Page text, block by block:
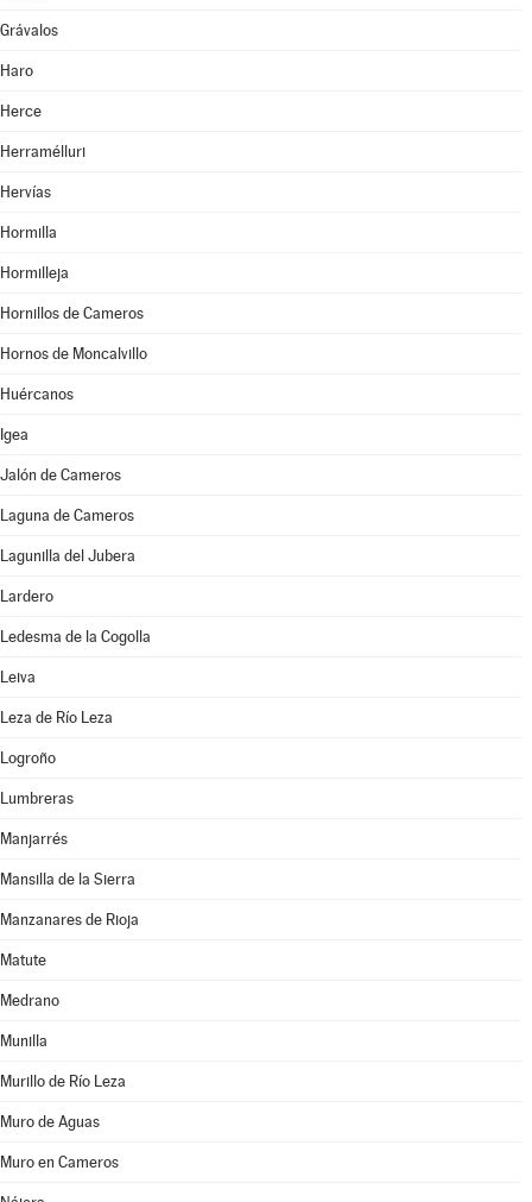
Grávalos
Haro
Herce
Herramélluri
Hervías
Hormilla
Hormilleja
Hornillos de Cameros
Hornos de Moncalvillo
Huércanos
Igea
Jalón de Cameros
Laguna de Cameros
Lagunilla del Jubera
Lardero
Ledesma de la Cogolla
Leiva
Leza de Río Leza
Logroño
Lumbreras
Manjarrés
Mansilla de la Sierra
Manzanares de Rioja
Matute
Medrano
Munilla
Murillo de Río Leza
Muro de Aguas
Muro en Cameros